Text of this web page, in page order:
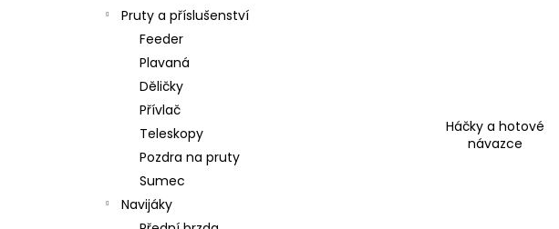
Pruty a příslušenství
Feeder
Plavaná
Děličky
Přívlač
Teleskopy
Pozdra na pruty
Sumec
Navijáky
Háčky a hotové
návazce